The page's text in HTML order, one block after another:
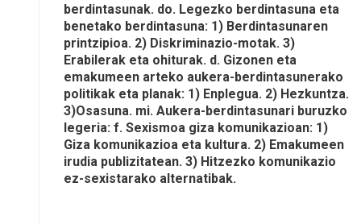
berdintasunak. do. Legezko berdintasuna eta
benetako berdintasuna: 1) Berdintasunaren
printzipioa. 2) Diskriminazio-motak. 3)
Erabilerak eta ohiturak. d. Gizonen eta
emakumeen arteko aukera-berdintasunerako
politikak eta planak: 1) Enplegua. 2) Hezkuntza.
3)Osasuna. mi. Aukera-berdintasunari buruzko
legeria: f. Sexismoa giza komunikazioan: 1)
Giza komunikazioa eta kultura. 2) Emakumeen
irudia publizitatean. 3) Hitzezko komunikazio
ez-sexistarako alternatibak.